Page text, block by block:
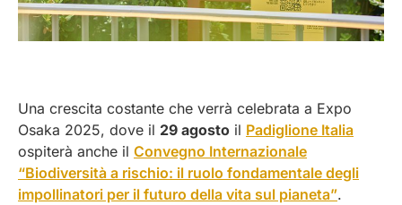
Una crescita costante che verrà celebrata a Expo
Osaka 2025, dove il 29 agosto il Padiglione Italia
ospiterà anche il Convegno Internazionale
“Biodiversità a rischio: il ruolo fondamentale degli
impollinatori per il futuro della vita sul pianeta”.